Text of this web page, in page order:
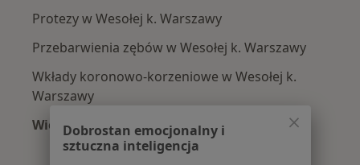
Protezy w Wesołej k. Warszawy
Przebarwienia zębów w Wesołej k. Warszawy
Wkłady koronowo-korzeniowe w Wesołej k.
Warszawy
Więcej (13)
Więcej w kategorii: Najczęście leczone
Dobrostan emocjonalny i
sztuczna inteligencja